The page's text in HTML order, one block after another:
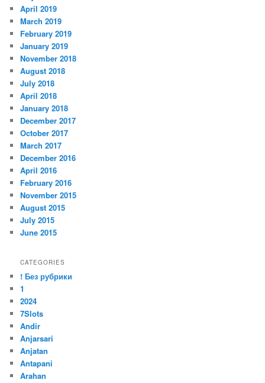
April 2019
March 2019
February 2019
January 2019
November 2018
August 2018
July 2018
April 2018
January 2018
December 2017
October 2017
March 2017
December 2016
April 2016
February 2016
November 2015
August 2015
July 2015
June 2015
CATEGORIES
! Без рубрики
1
2024
7Slots
Andir
Anjarsari
Anjatan
Antapani
Arahan